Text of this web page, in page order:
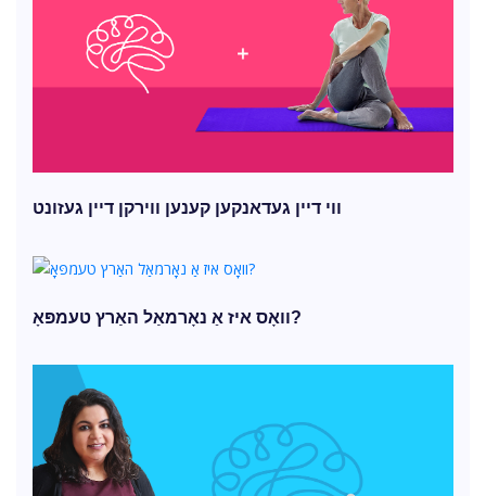
ווי דיין געדאנקען קענען ווירקן דיין געזונט
וואָס איז אַ נאָרמאַל האַרץ טעמפּאָ?